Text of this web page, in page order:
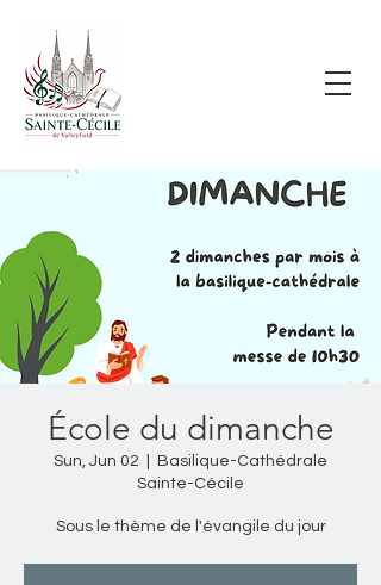
École du dimanche
Sun, Jun 02
Basilique-Cathédrale
Sainte-Cécile
Sous le thème de l'évangile du jour